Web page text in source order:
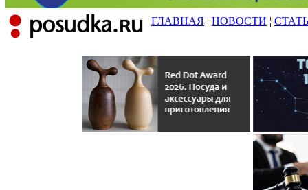
ГЛАВНАЯ ¦ НОВОСТИ ¦